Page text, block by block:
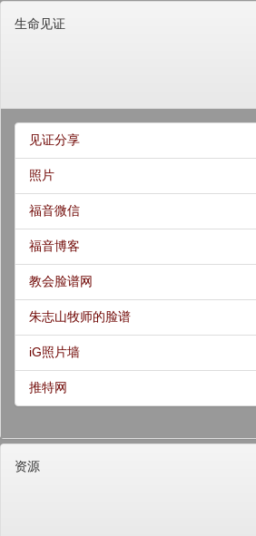
生命见证
见证分享
照片
福音微信
福音博客
教会脸谱网
朱志山牧师的脸谱
iG照片墙
推特网
资源